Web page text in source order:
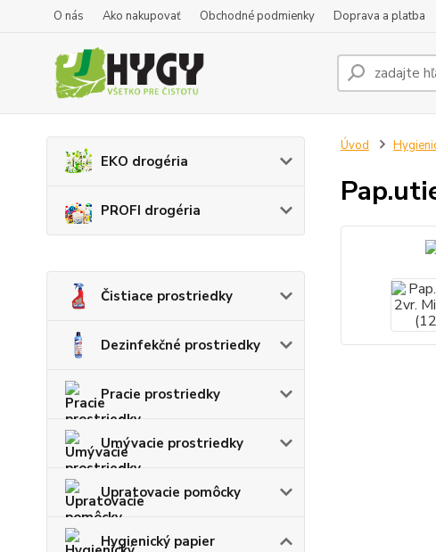
O nás Ako nakupovať Obchodné podmienky Doprava a platba
EKO drogéria
PROFI drogéria
Čistiace prostriedky
Dezinfekčné prostriedky
Pracie prostriedky
Umývacie prostriedky
Upratovacie pomôcky
Hygienický papier
Úvod